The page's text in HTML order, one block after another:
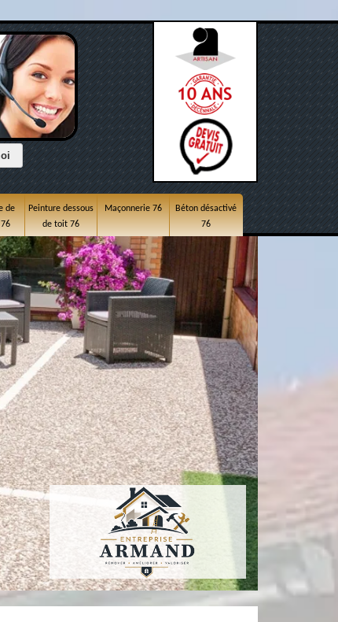
de
Peinture dessous
de toit 76
Maçonnerie 76
Béton désactivé
76